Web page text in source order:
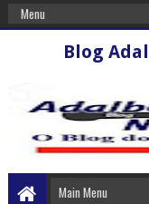
Blog